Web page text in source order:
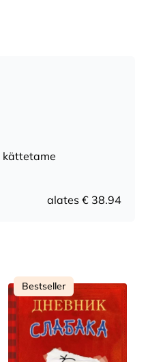
kättetame
alates € 38.94
Bestseller